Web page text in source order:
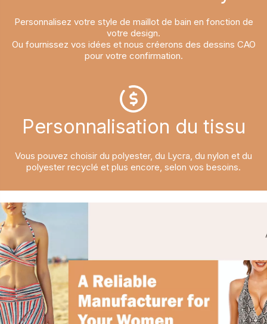
Personnalisez votre style de maillot de bain en fonction de
votre design.
Ou fournissez vos idées et nous créerons des dessins CAO
pour votre confirmation.
Personnalisation du tissu​​​​​​​
Vous pouvez choisir du polyester, du Lycra, du nylon et du
polyester recyclé et plus encore, selon vos besoins.